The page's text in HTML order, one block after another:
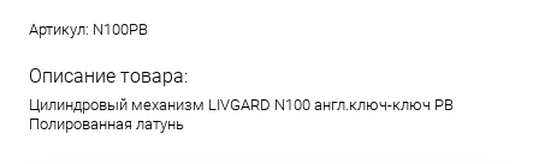
Артикул: N100PB
Описание товара:
Цилиндровый механизм LIVGARD N100 англ.ключ-ключ PB
Полированная латунь